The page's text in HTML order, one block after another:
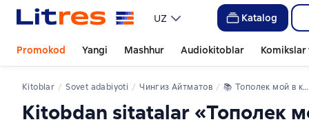
UZ Katalog
Promokod Yangi Mashhur Audiokitoblar
Kitoblar sovet adabiyoti Чингиз Айтматов 📚 Тополек мой в красной косынке
Kitobdan sitatalar «Тополек